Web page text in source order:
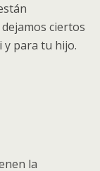
ciertos
y para tu hijo.
la